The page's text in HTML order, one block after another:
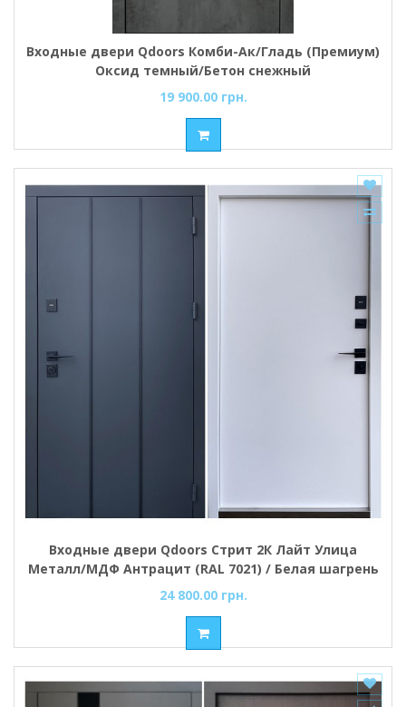
Входные двери Qdoors Комби-Ак/Гладь (Премиум)
Оксид темный/Бетон снежный
19 900.00 грн.
Входные двери Qdoors Стрит 2К Лайт Улица
Металл/МДФ Антрацит (RAL 7021) / Белая шагрень
24 800.00 грн.